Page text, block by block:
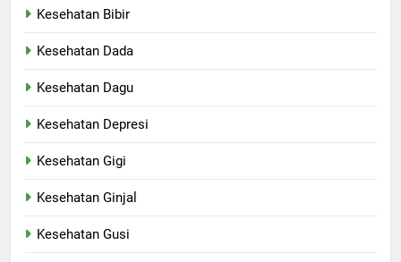
Kesehatan Bibir
Kesehatan Dada
Kesehatan Dagu
Kesehatan Depresi
Kesehatan Gigi
Kesehatan Ginjal
Kesehatan Gusi